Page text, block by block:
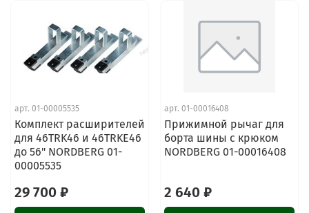
арт. 01-00005535
Комплект расширителей
для 46TRK46 и 46TRKE46
до 56" NORDBERG 01-
00005535
29 700 ₽
арт. 01-00016408
Прижимной рычаг для
борта шины с крюком
NORDBERG 01-00016408
2 640 ₽